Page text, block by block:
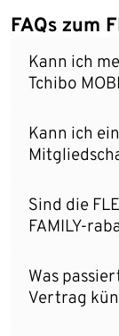
FAQs zum
Kann ich
Tchibo
Kann ich
Sind die
FAMILY-
Was
Vertrag